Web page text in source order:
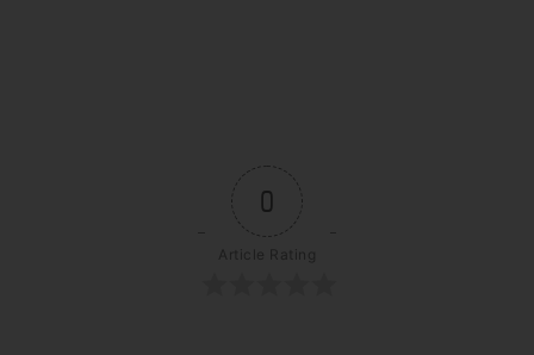
0
Article Rating